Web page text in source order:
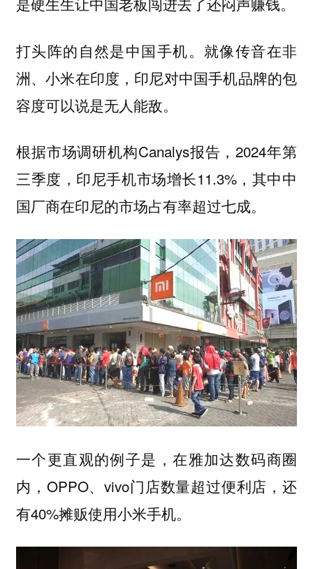
打头阵的自然是中国手机。就像传音在非
洲、小米在印度，印尼对中国手机品牌的包
容度可以说是无人能敌。
根据市场调研机构Canalys报告，2024年第
三季度，印尼手机市场增长11.3%，其中中
国厂商在印尼的市场占有率超过七成。
一个更直观的例子是，在雅加达数码商圈
内，OPPO、vivo门店数量超过便利店，还
有40%摊贩使用小米手机。